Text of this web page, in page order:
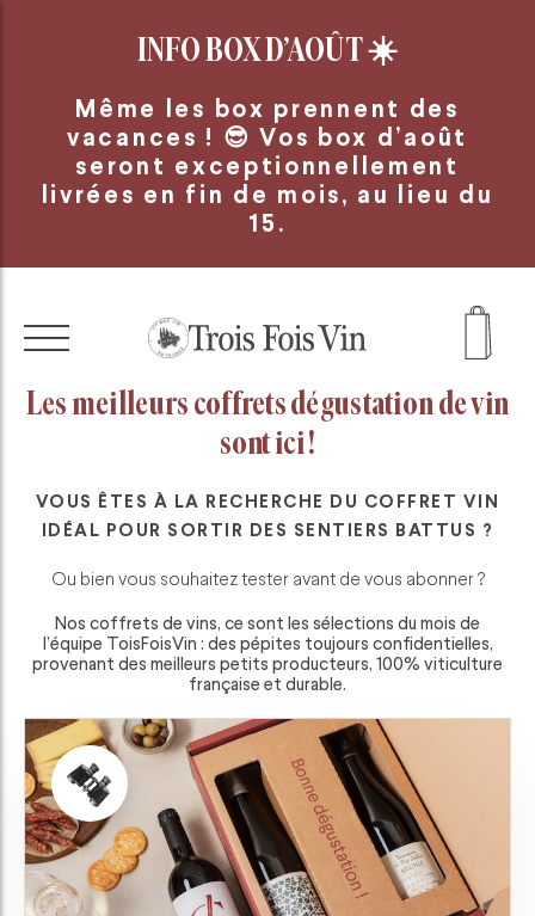
INFO BOX D’AOÛT☀️
Même les box prennent des
vacances ! 😎 Vos box d’août
seront exceptionnellement
livrées en fin de mois, au lieu du
15.
Les meilleurs coffrets dégustation de vin
sont ici !
VOUS ÊTES À LA RECHERCHE DU COFFRET VIN
IDÉAL POUR SORTIR DES SENTIERS BATTUS ?
Ou bien vous souhaitez tester avant de vous abonner ?
Nos coffrets de vins, ce sont les sélections du mois de
l’équipe ToisFoisVin : des pépites toujours confidentielles,
provenant des meilleurs petits producteurs, 100% viticulture
française et durable.